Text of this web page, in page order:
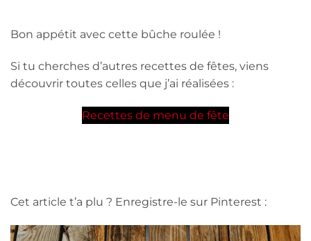
Bon appétit avec cette bûche roulée !
Si tu cherches d’autres recettes de fêtes, viens
découvrir toutes celles que j’ai réalisées :
Recettes de menu de fête
Cet article t’a plu ? Enregistre-le sur Pinterest :